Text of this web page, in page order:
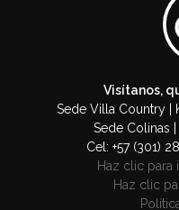
Visítanos,
Sede Villa Country |
Sede Colinas
Cel: +57 (301)
Haz clic para
Haz clic